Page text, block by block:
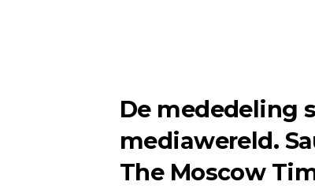
De mededeling
mediawereld.
The Moscow